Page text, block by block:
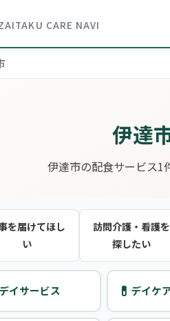
CARE NAVI
伊達
伊達市の配食サービス1
を届けてほし
い
訪問介護・看護を
探したい
イサービス 💊 デイケ